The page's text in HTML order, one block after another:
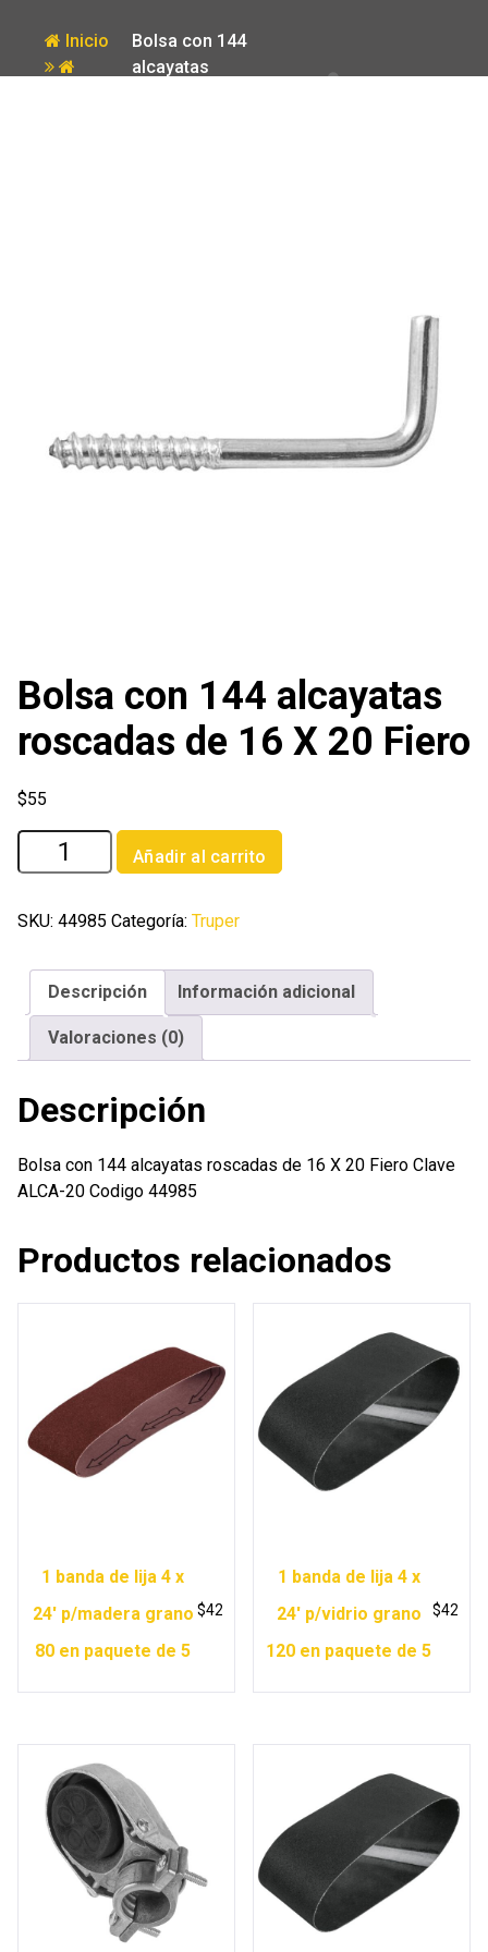
Inicio
Bolsa con 144
alcayatas
Bolsa con 144 alcayatas
roscadas de 16 X 20 Fiero
$55
Bolsa
con
alcayatas
de
cantidad
Añadir al carrito
SKU: 44985 Categoría: Truper
Descripción Información adicional
Valoraciones (0)
Descripción
Bolsa con 144 alcayatas roscadas de 16 X 20 Fiero Clave
ALCA-20 Codigo 44985
Productos relacionados
1 banda de lija 4 x
24′ p/madera grano
80 en paquete de 5
$42
1 banda de lija 4 x
24′ p/vidrio grano
120 en paquete de 5
$42